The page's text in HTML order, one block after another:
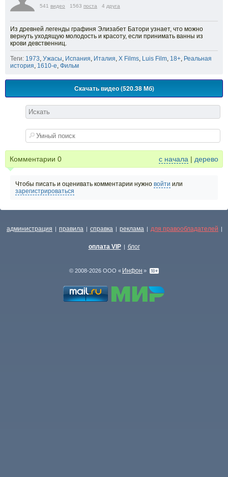
541 видео 1563 поста 4 друга
Из древней легенды графиня Элизабет Батори узнает, что можно
вернуть уходящую молодость и красоту, если принимать ванны из
крови девственниц.
Теги: 1973, Ужасы, Испания, Италия, X Films, Luis Film, 18+, Реальная
история, 1610-е, Фильм
Скачать видео (520.38 Мб)
Комментарии 0 с начала | дерево
Чтобы писать и оценивать комментарии нужно войти или
зарегистрироваться
администрация | правила | справка | реклама | для правообладателей |
оплата VIP | блог
© 2008-2026 ООО « Инфон »